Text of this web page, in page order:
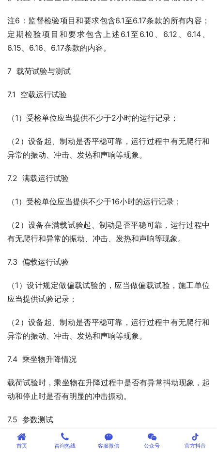
注6：监督检验项目和要求包含6.1至6.17条款的所有内容；
定期检验项目和要求包含上述6.1至6.10、6.12、6.14、
6.15、6.16、6.17条款的内容。
7  载荷试验与测试
7.1  空载运行试验
（1）受检单位应当提供不少于2小时的运行记录；
（2）设备起、制动是否平稳可靠，运行过程中有无爬行和
异常的振动、冲击、发热和声响等现象。
7.2  满载运行试验
（1）受检单位应当提供不少于16小时的运行记录；
（2）设备在满载试验起、制动是否平稳可靠，运行过程中
有无爬行和异常的振动、冲击、发热和声响等现象。
7.3  偏载运行试验
（1）设计规定做偏载试验的，应当做偏载试验，施工单位
应当提供试验记录；
（2）设备起、制动是否平稳可靠，运行过程中有无爬行和
异常的振动、冲击、发热和声响等现象。
7.4  乘坐物升降情况
载荷试验时，乘坐物在升降过程中是否有异常抖动现象，起
动和停止时是否有明显的冲击振动。
7.5  参数测试
审查相关资料，查看提升后最大单侧摆角是否符合相关要
首页 咨询热线 客服微信 公众号
tiktok
官方抖音